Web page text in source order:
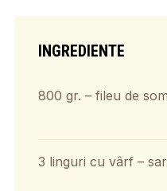
INGREDIENTE
800 gr. – fileu de
3 linguri cu vârf –